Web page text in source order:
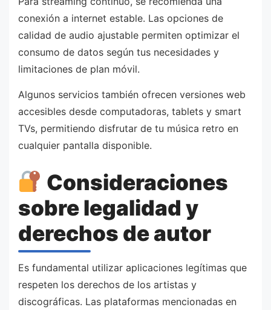
conexión a internet estable. Las opciones de
calidad de audio ajustable permiten optimizar el
consumo de datos según tus necesidades y
limitaciones de plan móvil.
Algunos servicios también ofrecen versiones web
accesibles desde computadoras, tablets y smart
TVs, permitiendo disfrutar de tu música retro en
cualquier pantalla disponible.
Consideraciones
sobre legalidad y
derechos de autor
Es fundamental utilizar aplicaciones legítimas que
respeten los derechos de los artistas y
discográficas. Las plataformas mencionadas en